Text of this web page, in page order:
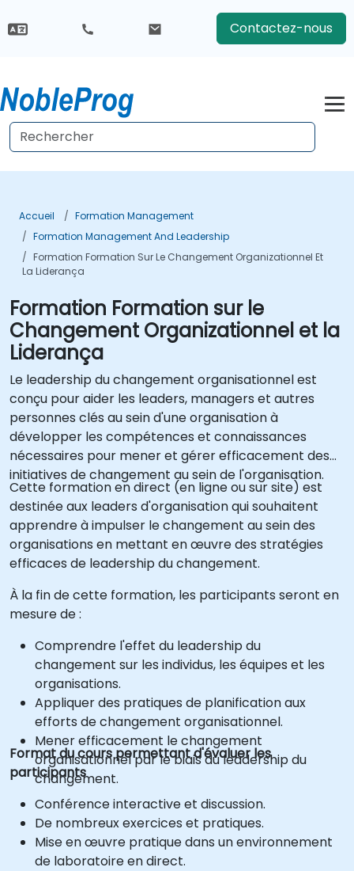
Contactez-nous
Accueil
Formation Management
Formation Management And Leadership
Formation Formation Sur Le Changement Organizationnel Et
La Liderança
Formation Formation sur le
Changement Organizationnel et la
Liderança
Le leadership du changement organisationnel est
conçu pour aider les leaders, managers et autres
personnes clés au sein d'une organisation à
développer les compétences et connaissances
nécessaires pour mener et gérer efficacement des
initiatives de changement au sein de l'organisation.
Cette formation en direct (en ligne ou sur site) est
destinée aux leaders d'organisation qui souhaitent
apprendre à impulser le changement au sein des
organisations en mettant en œuvre des stratégies
efficaces de leadership du changement.
À la fin de cette formation, les participants seront en
mesure de :
Comprendre l'effet du leadership du
changement sur les individus, les équipes et les
organisations.
Appliquer des pratiques de planification aux
efforts de changement organisationnel.
Mener efficacement le changement
organisationnel par le biais du leadership du
changement.
Format du cours permettant d'évaluer les
participants
Conférence interactive et discussion.
De nombreux exercices et pratiques.
Mise en œuvre pratique dans un environnement
de laboratoire en direct.